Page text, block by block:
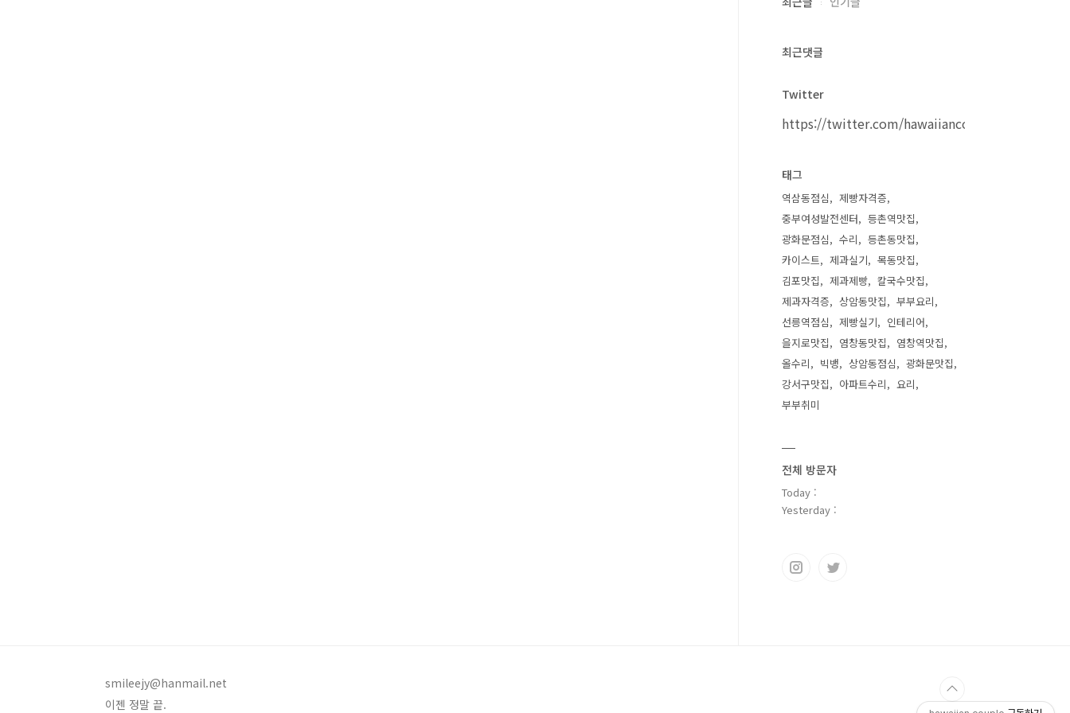
최근댓글
Twitter
https://twitter.com/hawaiiancouple
태그
역삼동점심
제빵자격증
중부여성발전센터
등촌역맛집
광화문점심
수리
등촌동맛집
카이스트
제과실기
목동맛집
김포맛집
제과제빵
칼국수맛집
제과자격증
상암동맛집
부부요리
선릉역점심
제빵실기
인테리어
을지로맛집
염창동맛집
염창역맛집
올수리
빅뱅 상암동점심
광화문맛집
강서구맛집
아파트수리
요리
부부취미
전체 방문자
Today :
Yesterday :
smileejy@hanmail.net
이젠 정말 끝.